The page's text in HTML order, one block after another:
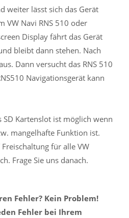
weiter lässt sich das Gerät
VW Navi RNS 510 oder
Display fährt das Gerät
bleibt dann stehen. Nach
Dann versucht das RNS 510
Navigationsgerät kann
SD Kartenslot ist möglich wenn
mangelhafte Funktion ist.
für alle VW
Frage Sie uns danach.
Fehler? Kein Problem!
Fehler bei Ihrem